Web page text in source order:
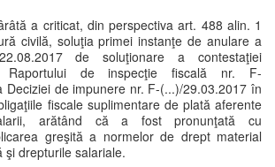
a criticat, din perspectiva art. 488 alin. 1
civilă, soluţia primei instanţe de anulare a
de soluţionare a contestaţiei
Raportului de inspecţie fiscală nr. F-
Deciziei de impunere nr. F-(...)/29.03.2017 în
fiscale suplimentare de plată aferente
arătând că a fost pronunţată cu
greşită a normelor de drept material
şi drepturile salariale.